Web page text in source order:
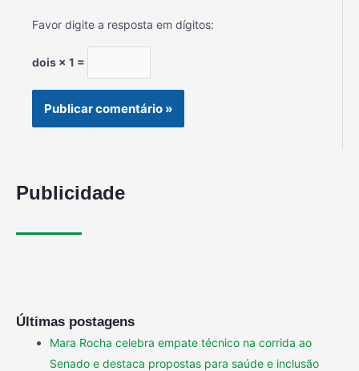
Favor digite a resposta em dígitos:
dois × 1 =
Publicidade
Últimas postagens
Mara Rocha celebra empate técnico na corrida ao
Senado e destaca propostas para saúde e inclusão